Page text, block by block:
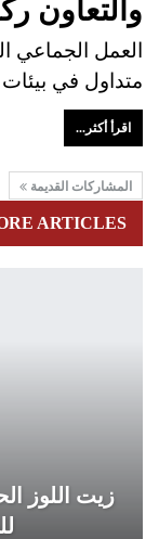
والتعاون
العمل
متداول في
اقرأ أكثر...
المشاركات القديمة
ARTICLES